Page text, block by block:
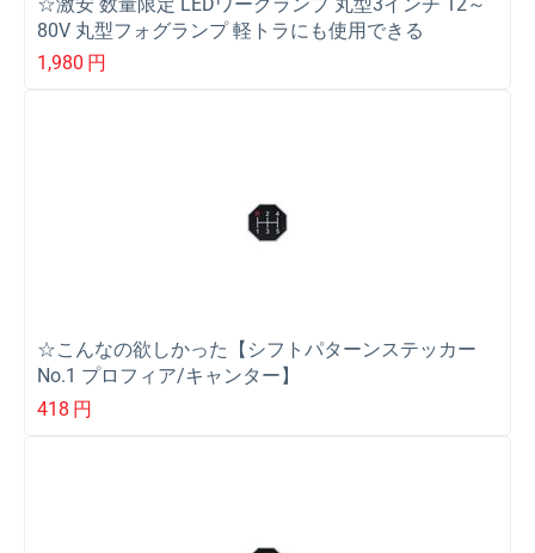
80V 丸型フォグランプ 軽トラにも使用できる
1,980 円
☆こんなの欲しかった【シフトパターンステッカー
No.1 プロフィア/キャンター】
418 円